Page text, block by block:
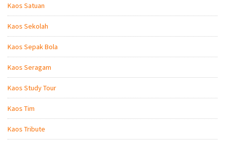
Kaos Satuan
Kaos Sekolah
Kaos Sepak Bola
Kaos Seragam
Kaos Study Tour
Kaos Tim
Kaos Tribute